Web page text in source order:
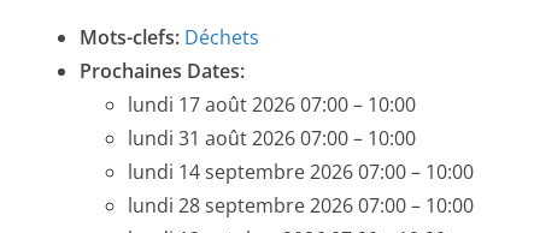
Mots-clefs: Déchets
Prochaines Dates:
lundi 17 août 2026 07:00– 10:00
lundi 31 août 2026 07:00– 10:00
lundi 14 septembre 2026 07:00– 10:00
lundi 28 septembre 2026 07:00– 10:00